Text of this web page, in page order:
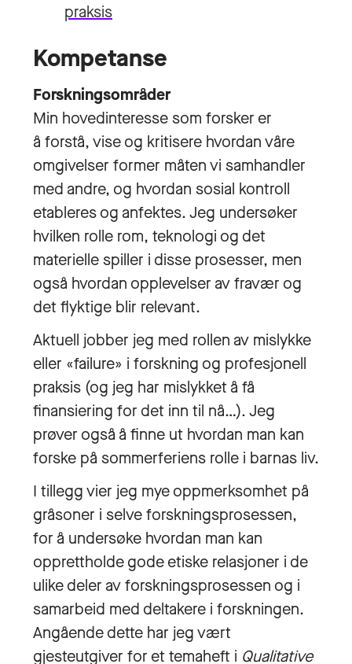
praksis
Kompetanse
Forskningsområder
Min hovedinteresse som forsker er
å forstå, vise og kritisere hvordan våre
omgivelser former måten vi samhandler
med andre, og hvordan sosial kontroll
etableres og anfektes. Jeg undersøker
hvilken rolle rom, teknologi og det
materielle spiller i disse prosesser, men
også hvordan opplevelser av fravær og
det flyktige blir relevant.
Aktuell jobber jeg med rollen av mislykke
eller «failure» i forskning og profesjonell
praksis (og jeg har mislykket å få
finansiering for det inn til nå…). Jeg
prøver også å finne ut hvordan man kan
forske på sommerferiens rolle i barnas liv.
I tillegg vier jeg mye oppmerksomhet på
gråsoner i selve forskningsprosessen,
for å undersøke hvordan man kan
opprettholde gode etiske relasjoner i de
ulike deler av forskningsprosessen og i
samarbeid med deltakere i forskningen.
Angående dette har jeg vært
gjesteutgiver for et temaheft i Qualitative